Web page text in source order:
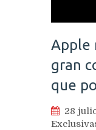
Apple
gran
que
28